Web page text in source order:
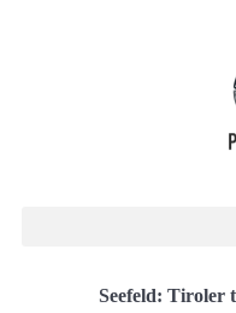
Seefeld: Tiroler